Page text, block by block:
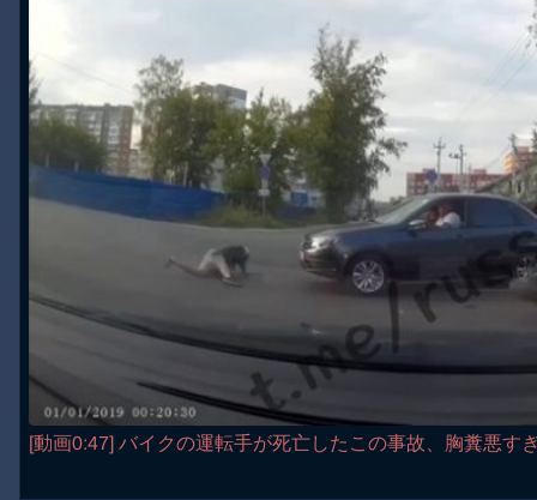
[動画0:47] バイクの運転手が死亡したこの事故、胸糞悪す